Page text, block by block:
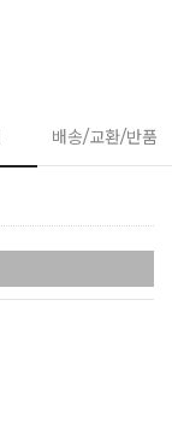
배송/교환/반품